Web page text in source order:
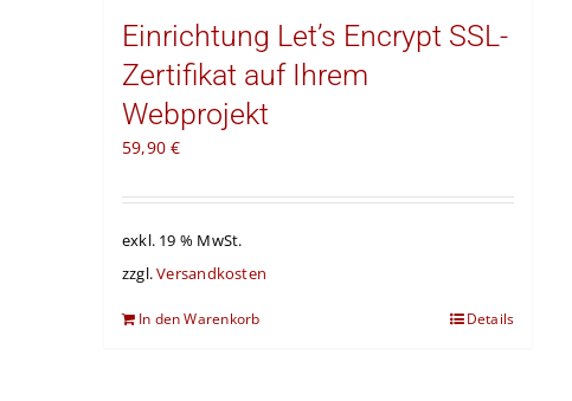
Einrichtung Let’s Encrypt SSL-
Zertifikat auf Ihrem
Webprojekt
59,90€
exkl. 19 % MwSt.
zzgl.Versandkosten
In den Warenkorb Details